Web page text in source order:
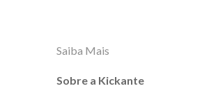
Saiba Mais
Sobre a Kickante